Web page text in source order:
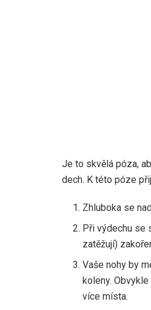
Je to skvělá póza,
dech. K této póze
Zhluboka se
Při výdechu se
zatěžují)
Vaše nohy by
koleny.
více místa.